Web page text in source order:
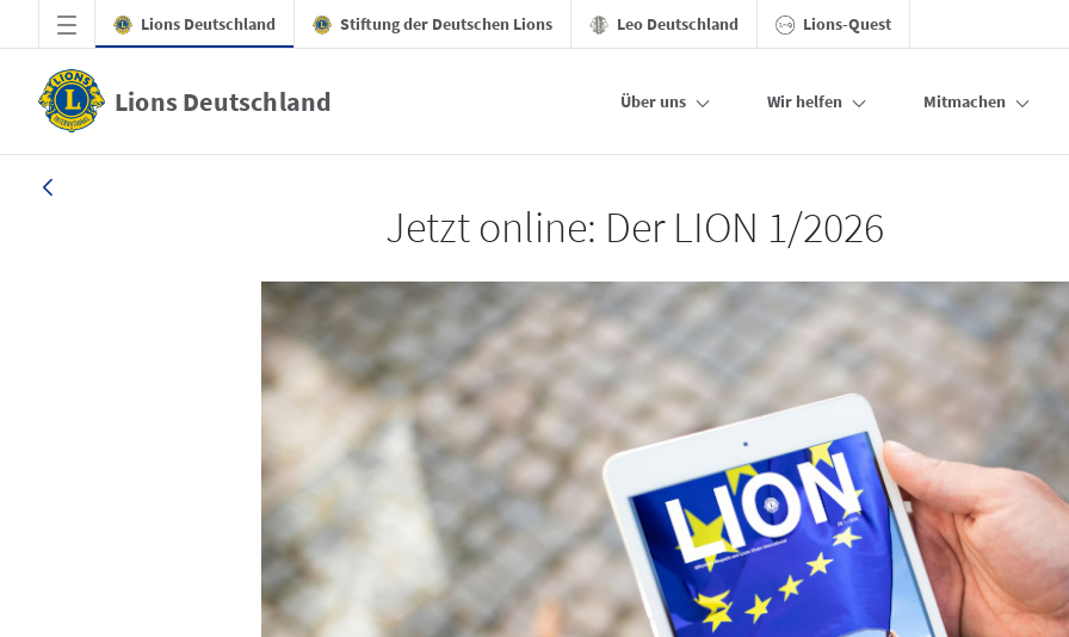
Zum Hauptinhalt springen
Lions Deutschland Stiftung der Deutschen Lions Leo Deutschland Lions-Quest
Lions Deutschland Über uns Wir helfen Mitmachen
Jetzt online: Der LION 1/2026